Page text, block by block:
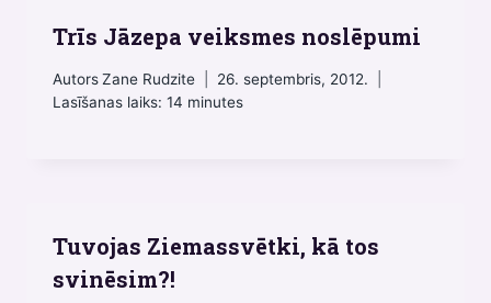
Trīs Jāzepa veiksmes noslēpumi
AutorsZane Rudzite
26. septembris, 2012.
Lasīšanas laiks: 14 minutes
Tuvojas Ziemassvētki, kā tos
svinēsim?!